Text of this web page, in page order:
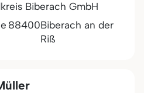
Biberach GmbH
88400Biberach an der
Riß